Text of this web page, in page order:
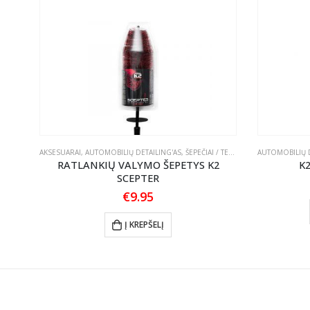
AKSESUARAI, AUTOMOBILIŲ DETAILING'AS, ŠEPEČIAI / TEPTUKAI
RATLANKIŲ VALYMO ŠEPETYS K2
SCEPTER
€9.95
Į KREPŠELĮ
AUTOMOBILIŲ